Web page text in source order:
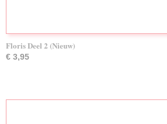
Floris Deel 2 (Nieuw)
€ 3,95